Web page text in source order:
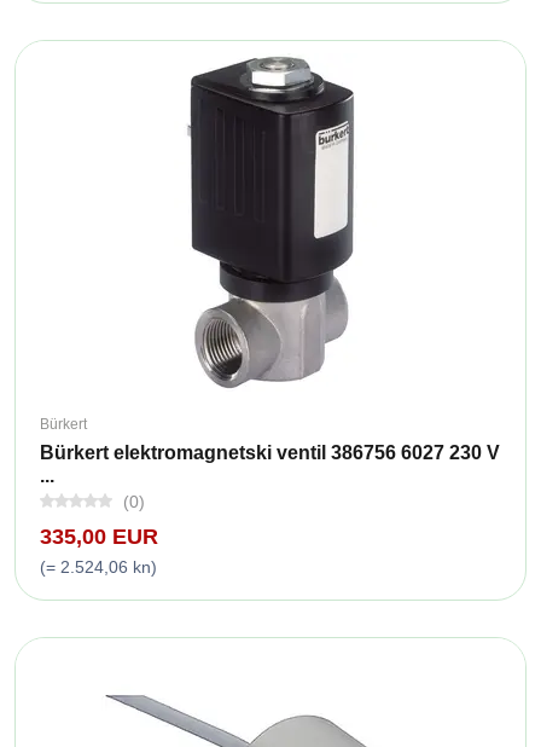
Bürkert
Bürkert elektromagnetski ventil 386756 6027 230 V
...
(0)
335,00 EUR
(= 2.524,06 kn)